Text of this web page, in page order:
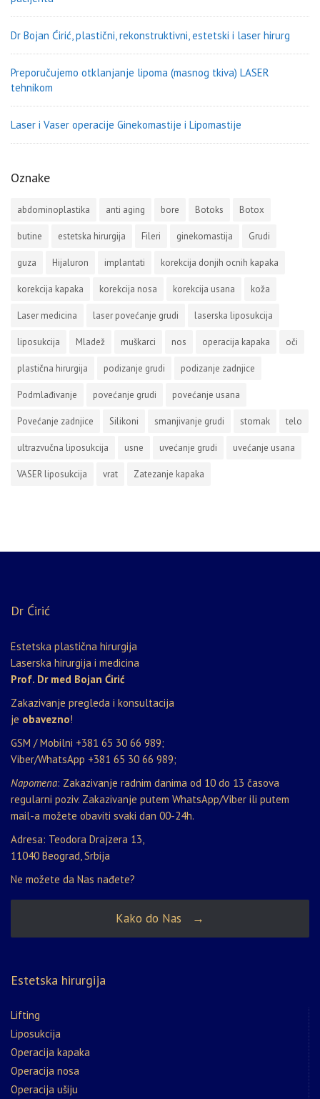
Dr Bojan Ćirić, plastični, rekonstruktivni, estetski i laser hirurg
Preporučujemo otklanjanje lipoma (masnog tkiva) LASER
tehnikom
Laser i Vaser operacije Ginekomastije i Lipomastije
Oznake
abdominoplastika anti aging bore Botoks Botox
butine estetska hirurgija Fileri ginekomastija Grudi
guza Hijaluron implantati korekcija donjih ocnih kapaka
korekcija kapaka korekcija nosa korekcija usana koža
Laser medicina laser povećanje grudi laserska liposukcija
liposukcija Mladež muškarci nos operacija kapaka oči
plastična hirurgija podizanje grudi podizanje zadnjice
Podmlađivanje povećanje grudi povećanje usana
Povećanje zadnjice Silikoni smanjivanje grudi stomak telo
ultrazvučna liposukcija usne uvećanje grudi uvećanje usana
VASER liposukcija vrat Zatezanje kapaka
Dr Ćirić
Estetska plastična hirurgija
Laserska hirurgija i medicina
Prof. Dr med Bojan Ćirić
Zakazivanje pregleda i konsultacija
je obavezno!
GSM / Mobilni +381 65 30 66 989;
Viber/WhatsApp +381 65 30 66 989;
Napomena: Zakazivanje radnim danima od 10 do 13 časova
regularni poziv. Zakazivanje putem WhatsApp/Viber ili putem
mail-a možete obaviti svaki dan 00-24h.
Adresa: Teodora Drajzera 13,
11040 Beograd, Srbija
Ne možete da Nas nađete?
Kako do Nas →
Estetska hirurgija
Lifting
Liposukcija
Operacija kapaka
Operacija nosa
Operacija ušiju